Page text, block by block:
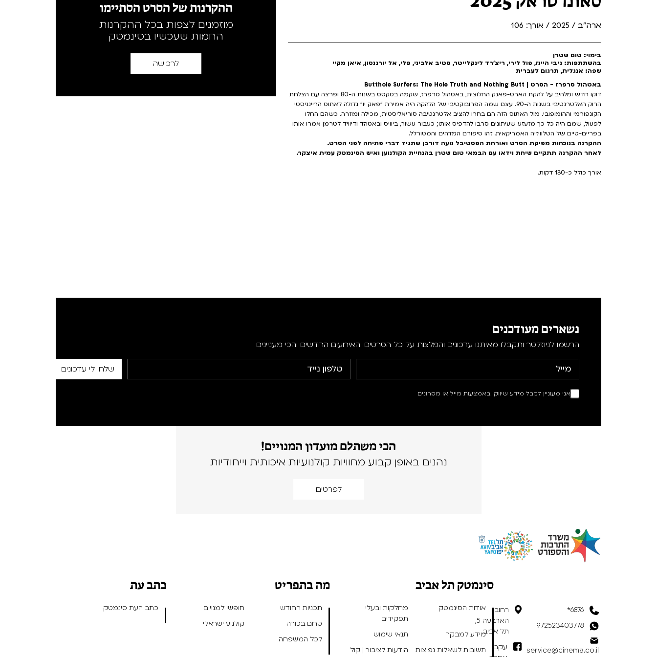
ארה"ב / 2025 / אורך: 106
בימוי: טום שטרן
בהשתתפות: גיבי היינז, פול לירי, ריצ'רד לינקלייטר, סטיב אלביני, פלי, אל יורגנסון, איאן מקיי
שפה: אנגלית, תרגום לעברית
באטהול סרפרז - הסרט | Butthole Surfers: The Hole Truth and Nothing Butt
דוקו חדש ומלהיב על להקת הארט-פאנק החלוצית, באטהול סרפרז, שקמה בטקסס בשנות ה-80 ופרצה עם הצלחת
הרוק האלטרנטיבי בשנות ה-90. עצם שמה הפרובוקטיבי של הלהקה היה אמירת "פאק יו" גדולה לאתוס הרייגניסטי
הקונפורמי וההומופובי. מול האתוס הזה הם בחרו להציב אלטרנטיבה סוריאליסטית, מכילה ומוזרה. כשהם החלו
לפעול, שמם היה כל כך מזעזע שעיתונים סרבו להדפיס אותו; כעבור עשור, ביוויס ובאטהד ודיוויד לטרמן אמרו אותו
בפריים-טיים של הטלוויזיה האמריקאית. זהו סיפורם המדהים והמטורלל.
ההקרנה בנוכחות מפיקת הסרט ואורחת הפסטיבל נועה דורבן שתגיד דברי פתיחה לפני הסרט.
לאחר ההקרנה תתקיים שיחת וידאו עם הבמאי טום שטרן בהנחיית הקולנוען ואיש הסינמטק עמית איצקר.
אורך כולל כ-130 דקות.
ההקרנות של הסרט הסתיימו
מוזמנים לצפות בכל ההקרנות
החמות שעכשיו בסינמטק
לרכישה
נשארים מעודכנים
הרשמו לניוזלטר ותקבלו מאיתנו עדכונים והמלצות על כל הסרטים והאירועים החדשים והכי מעניינים
אני מעוניין לקבל מידע שיווקי באמצעות מייל או מסרונים
הכי משתלם מועדון המנויים!
נהנים באופן קבוע מחוויות קולנועיות איכותית וייחודיות
לפרטים
6876*
972523403778
service@cinema.co.il
רחוב
הארבעה 5,
תל אביב
עקבו
סינמטק תל אביב
אודות הסינמטק
מחלקות ובעלי
תפקידים
מידע למבקר
תנאי שימוש
תשובות לשאלות נפוצות
הודעות לציבור | קול
מה בתפריט
תכניות החודש
חופשי למנויים
טרום בכורה
קולנוע ישראלי
לכל המשפחה
כתב עת
כתב העת סינמטק